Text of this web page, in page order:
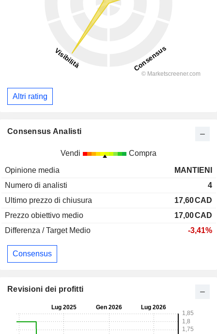
Altri rating
Consensus Analisti
Vendi Compra
Opinione media
MANTIENI
Numero di analisti
4
Ultimo prezzo di chiusura
17,60CAD
Prezzo obiettivo medio
17,00CAD
Differenza / Target Medio
-3,41%
Consensus
Revisioni dei profitti